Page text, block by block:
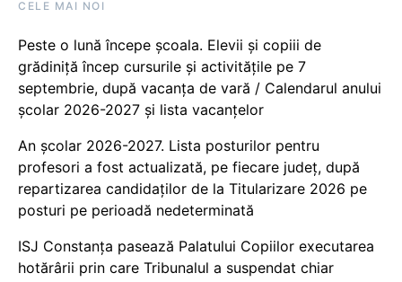
CELE MAI NOI
Peste o lună începe școala. Elevii și copiii de
grădiniță încep cursurile și activitățile pe 7
septembrie, după vacanța de vară / Calendarul anului
școlar 2026-2027 și lista vacanțelor
An școlar 2026-2027. Lista posturilor pentru
profesori a fost actualizată, pe fiecare județ, după
repartizarea candidaților de la Titularizare 2026 pe
posturi pe perioadă nedeterminată
ISJ Constanța pasează Palatului Copiilor executarea
hotărârii prin care Tribunalul a suspendat chiar